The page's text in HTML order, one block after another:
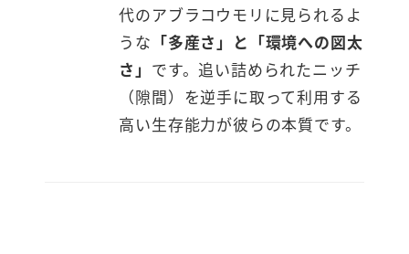
代のアブラコウモリに見られるよ
うな 「多産さ」と「環境への図太
さ」 です。追い詰められたニッチ
（隙間）を逆手に取って利用する
高い生存能力が彼らの本質です。